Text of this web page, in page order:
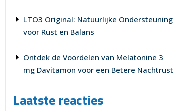
LTO3 Original: Natuurlijke Ondersteuning
voor Rust en Balans
Ontdek de Voordelen van Melatonine 3
mg Davitamon voor een Betere Nachtrust
Laatste reacties